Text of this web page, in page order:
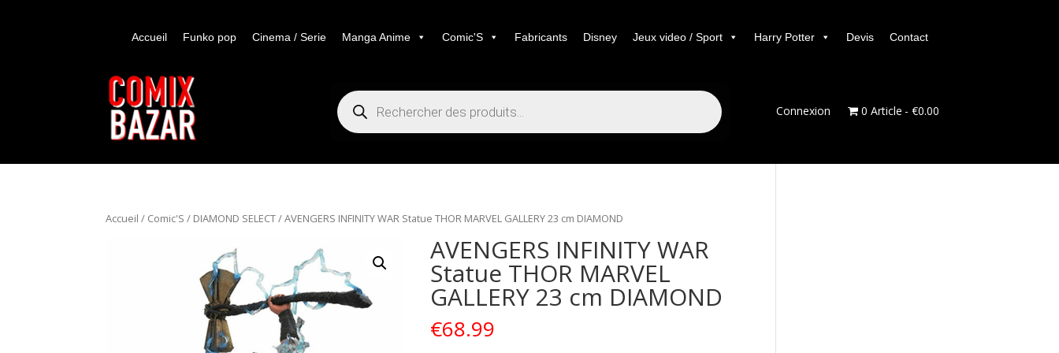
Accueil Funko pop Cinema / Serie Manga Anime Comic'S Fabricants Disney Jeux video / Sport Harry Potter Devis Contact
Recherche
de
produits Connexion 0 Article €0.00
Accueil / Comic'S / DIAMOND SELECT/ AVENGERS INFINITY WAR Statue THOR MARVEL GALLERY 23 cm DIAMOND
AVENGERS INFINITY WAR
Statue THOR MARVEL
GALLERY 23 cm DIAMOND
€68.99